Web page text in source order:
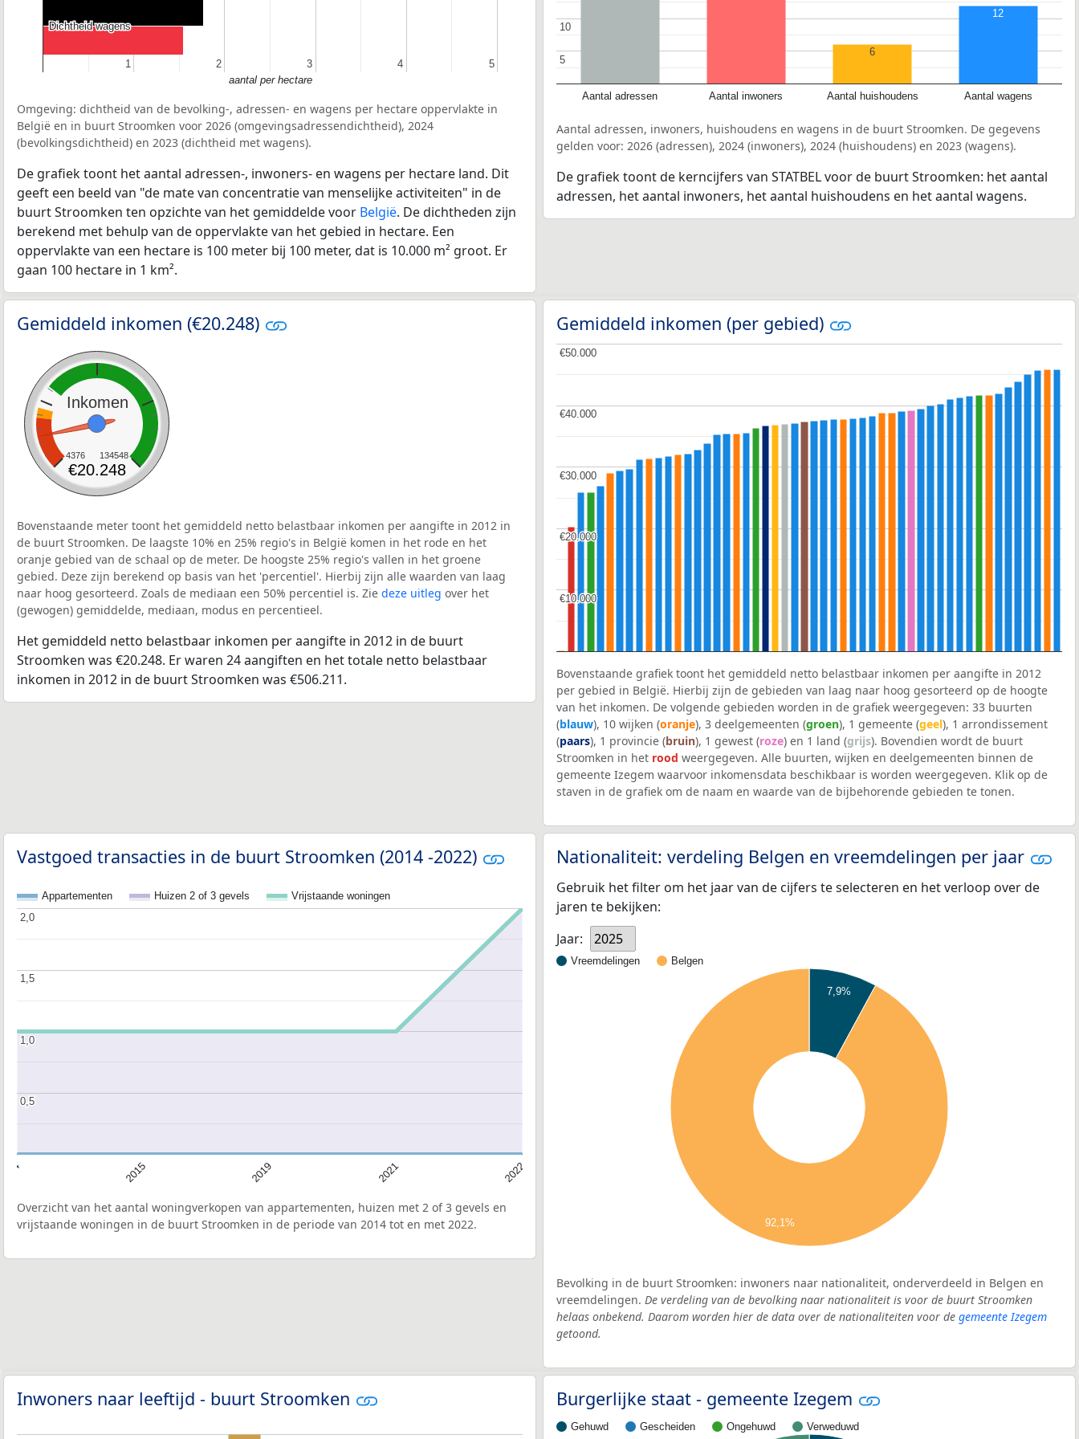
11 2
2 3
3 4
4 5
5
Dichtheid wagens
Dichtheid wagens
aantal per hectare
Omgeving: dichtheid van de bevolking-, adressen- en wagens per hectare oppervlakte in
België en in buurt Stroomken voor 2026 (omgevingsadressendichtheid), 2024
(bevolkingsdichtheid) en 2023 (dichtheid met wagens).
De grafiek toont het aantal adressen-, inwoners- en wagens per hectare land. Dit
geeft een beeld van "de mate van concentratie van menselijke activiteiten" in de
buurt Stroomken ten opzichte van het gemiddelde voor België. De dichtheden zijn
berekend met behulp van de oppervlakte van het gebied in hectare. Een
oppervlakte van een hectare is 100 meter bij 100 meter, dat is 10.000 m² groot. Er
gaan 100 hectare in 1 km².
Aantal adressen Aantal inwoners Aantal huishoudens Aantal wagens
5
5
10
10
6
12
Aantal adressen, inwoners, huishoudens en wagens in de buurt Stroomken. De gegevens
gelden voor: 2026 (adressen), 2024 (inwoners), 2024 (huishoudens) en 2023 (wagens).
De grafiek toont de kerncijfers van STATBEL voor de buurt Stroomken: het aantal
adressen, het aantal inwoners, het aantal huishoudens en het aantal wagens.
Gemiddeld inkomen (€20.248)
Inkomen
4376 134548
€20.248
Bovenstaande meter toont het gemiddeld netto belastbaar inkomen per aangifte in 2012 in
de buurt Stroomken. De laagste 10% en 25% regio's in België komen in het rode en het
oranje gebied van de schaal op de meter. De hoogste 25% regio's vallen in het groene
gebied. Deze zijn berekend op basis van het 'percentiel'. Hierbij zijn alle waarden van laag
naar hoog gesorteerd. Zoals de mediaan een 50% percentiel is. Zie deze uitleg over het
(gewogen) gemiddelde, mediaan, modus en percentieel.
Het gemiddeld netto belastbaar inkomen per aangifte in 2012 in de buurt
Stroomken was €20.248. Er waren 24 aangiften en het totale netto belastbaar
inkomen in 2012 in de buurt Stroomken was €506.211.
Gemiddeld inkomen (per gebied)
€10.000
€10.000
€20.000
€20.000
€30.000
€30.000
€40.000
€40.000
€50.000
€50.000
Bovenstaande grafiek toont het gemiddeld netto belastbaar inkomen per aangifte in 2012
per gebied in België. Hierbij zijn de gebieden van laag naar hoog gesorteerd op de hoogte
van het inkomen. De volgende gebieden worden in de grafiek weergegeven: 33 buurten
(blauw), 10 wijken (oranje), 3 deelgemeenten (groen), 1 gemeente (geel), 1 arrondissement
(paars), 1 provincie (bruin), 1 gewest (roze) en 1 land (grijs). Bovendien wordt de buurt
Stroomken in het rood weergegeven. Alle buurten, wijken en deelgemeenten binnen de
gemeente Izegem waarvoor inkomensdata beschikbaar is worden weergegeven. Klik op de
staven in de grafiek om de naam en waarde van de bijbehorende gebieden te tonen.
Vastgoed transacties in de buurt Stroomken (2014 -2022)
Appartementen Huizen 2 of 3 gevels Vrijstaande woningen
2015 2019 2021 2022
0,5
0,5
1,0
1,0
1,5
1,5
2,0
2,0
Overzicht van het aantal woningverkopen van appartementen, huizen met 2 of 3 gevels en
vrijstaande woningen in de buurt Stroomken in de periode van 2014 tot en met 2022.
Nationaliteit: verdeling Belgen en vreemdelingen per jaar
Gebruik het filter om het jaar van de cijfers te selecteren en het verloop over de
jaren te bekijken:
Jaar:
2025
Vreemdelingen Belgen
7,9%
92,1%
Bevolking in de buurt Stroomken: inwoners naar nationaliteit, onderverdeeld in Belgen en
vreemdelingen. De verdeling van de bevolking naar nationaliteit is voor de buurt Stroomken
helaas onbekend. Daarom worden hier de data over de nationaliteiten voor de gemeente Izegem
getoond.
Inwoners naar leeftijd - buurt Stroomken Burgerlijke staat - gemeente Izegem
Gehuwd Gescheiden Ongehuwd Verweduwd